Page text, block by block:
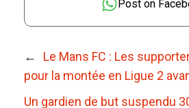
Post on
←
Le Mans FC : Les
pour la montée en Ligue 2
Un gardien de but suspendu